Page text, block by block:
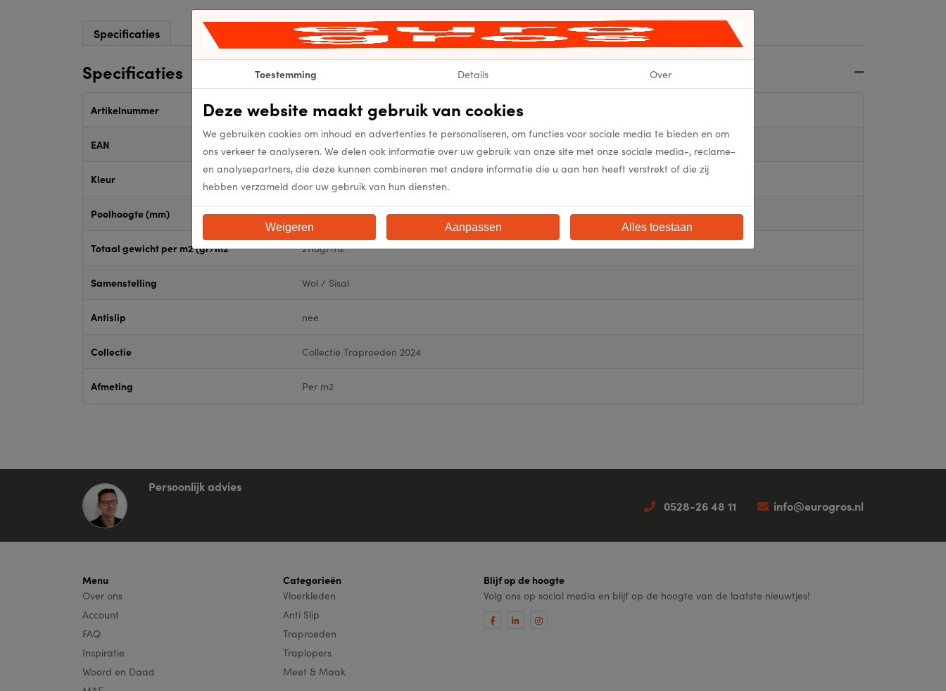
Specificaties
Specificaties
Artikelnummer 305313
EAN
Kleur
Poolhoogte (mm) 5mm
Totaal gewicht per m2 (gr/m2 2110g/m2
Samenstelling Wol / Sisal
Antislip nee
Collectie Collectie Traproeden 2024
Afmeting Per m2
Persoonlijk advies
0528-26 48 11
info@eurogros.nl
Menu
Over ons
Account
FAQ
Inspiratie
Woord en Daad
Categorieën
Vloerkleden
Anti Slip
Traproeden
Traplopers
Meet & Maak
Blijf op de hoogte
Volg ons op social media en blijf op de hoogte van de laatste nieuwtjes!
Toestemming Details Over
Deze website maakt gebruik van cookies
We gebruiken cookies om inhoud en advertenties te personaliseren, om functies voor sociale media te bieden en om
ons verkeer te analyseren. We delen ook informatie over uw gebruik van onze site met onze sociale media-, reclame-
en analysepartners, die deze kunnen combineren met andere informatie die u aan hen heeft verstrekt of die zij
hebben verzameld door uw gebruik van hun diensten.
Weigeren Aanpassen Alles toestaan